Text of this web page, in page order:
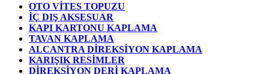
OTO VİTES TOPUZU
İÇ DIŞ AKSESUAR
KAPI KARTONU KAPLAMA
TAVAN KAPLAMA
ALCANTRA DİREKSİYON KAPLAMA
KARIŞIK RESİMLER
DİREKSİYON DERİ KAPLAMA